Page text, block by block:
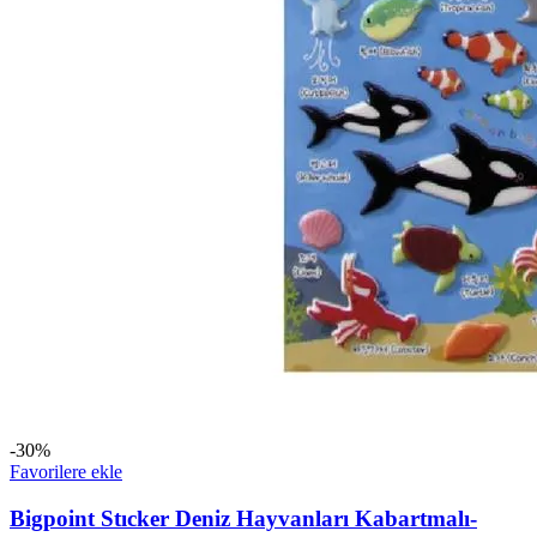
-30%
Favorilere ekle
Bigpoint Stıcker Deniz Hayvanları Kabartmalı-